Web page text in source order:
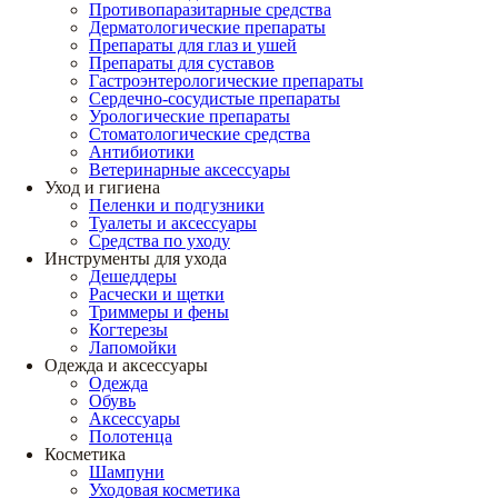
Противопаразитарные средства
Дерматологические препараты
Препараты для глаз и ушей
Препараты для суставов
Гастроэнтерологические препараты
Сердечно-сосудистые препараты
Урологические препараты
Стоматологические средства
Антибиотики
Ветеринарные аксессуары
Уход и гигиена
Пеленки и подгузники
Туалеты и аксессуары
Средства по уходу
Инструменты для ухода
Дешеддеры
Расчески и щетки
Триммеры и фены
Когтерезы
Лапомойки
Одежда и аксессуары
Одежда
Обувь
Аксессуары
Полотенца
Косметика
Шампуни
Уходовая косметика